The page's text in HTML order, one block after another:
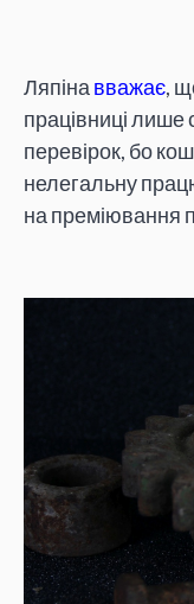
Ляпіна вважає,
працівниці
перевірок, бо
нелегальну
на преміювання